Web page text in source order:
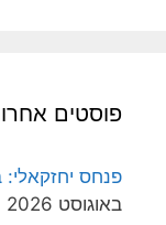
פוסטים
פנחס יחזקאלי:
באוגוסט 2026